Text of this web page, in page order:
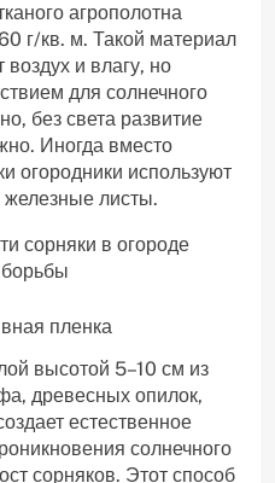
агрополотна
г/кв. м. Такой материал
и влагу, но
для солнечного
без света развитие
Иногда вместо
огородники используют
листы.
пленка
высотой 5–10 см из
древесных опилок,
естественное
солнечного
сорняков. Этот способ